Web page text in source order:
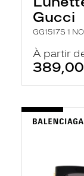
Gucci
GG1517S 1
À partir